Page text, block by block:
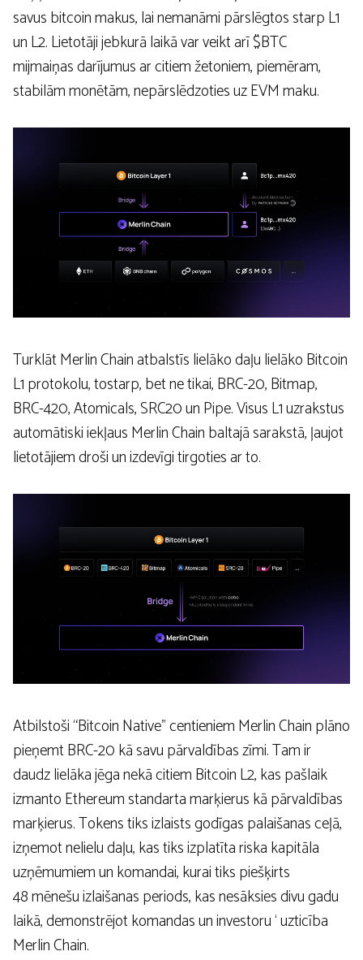
savus bitcoin makus, lai nemanāmi pārslēgtos starp L1
un L2. Lietotāji jebkurā laikā var veikt arī $BTC
mijmaiņas darījumus ar citiem žetoniem, piemēram,
stabilām monētām, nepārslēdzoties uz EVM maku.
Turklāt Merlin Chain atbalstīs lielāko daļu lielāko Bitcoin
L1 protokolu, tostarp, bet ne tikai, BRC-20, Bitmap,
BRC-420, Atomicals, SRC20 un Pipe. Visus L1 uzrakstus
automātiski iekļaus Merlin Chain baltajā sarakstā, ļaujot
lietotājiem droši un izdevīgi tirgoties ar to.
Atbilstoši “Bitcoin Native” centieniem Merlin Chain plāno
pieņemt BRC-20 kā savu pārvaldības zīmi. Tam ir
daudz lielāka jēga nekā citiem Bitcoin L2, kas pašlaik
izmanto Ethereum standarta marķierus kā pārvaldības
marķierus. Tokens tiks izlaists godīgas palaišanas ceļā,
izņemot nelielu daļu, kas tiks izplatīta riska kapitāla
uzņēmumiem un komandai, kurai tiks piešķirts
48 mēnešu izlaišanas periods, kas nesāksies divu gadu
laikā, demonstrējot komandas un investoru ‘ uzticība
Merlin Chain.